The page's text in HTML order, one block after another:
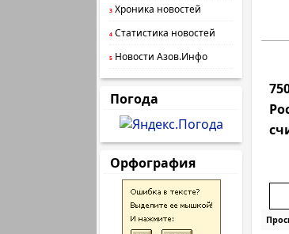
3 Хроника новостей
4 Статистика новостей
5 Новости Азов.Инфо
Погода
Орфография